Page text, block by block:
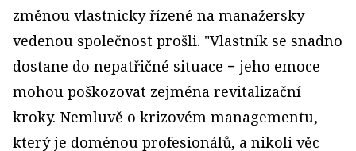
změnou vlastnicky řízené na manažersky
vedenou společnost prošli. "Vlastník se snadno
dostane do nepatřičné situace − jeho emoce
mohou poškozovat zejména revitalizační
kroky. Nemluvě o krizovém managementu,
který je doménou profesionálů, a nikoli věc